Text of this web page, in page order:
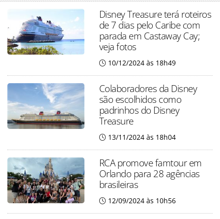
Disney Treasure terá roteiros
de 7 dias pelo Caribe com
parada em Castaway Cay;
veja fotos
10/12/2024 às 18h49
Colaboradores da Disney
são escolhidos como
padrinhos do Disney
Treasure
13/11/2024 às 18h04
RCA promove famtour em
Orlando para 28 agências
brasileiras
12/09/2024 às 10h56